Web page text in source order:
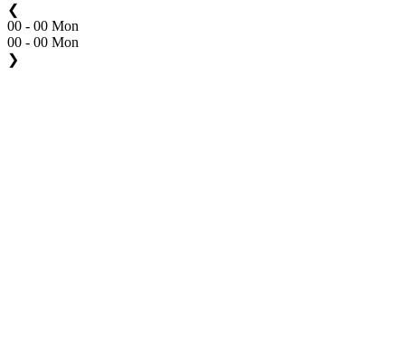
❮
00 - 00 Mon
00 - 00 Mon
❯